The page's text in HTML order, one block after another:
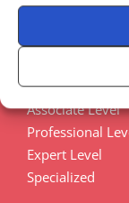
Nivel de
Associate Level
Professional
Expert Level
Specialized